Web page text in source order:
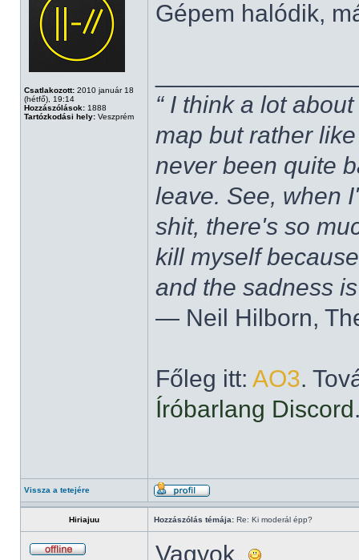
Csatlakozott: 2010 január 18
(hétfő), 19:14
Hozzászólások: 1888
Tartózkodási hely: Veszprém
Gépem halódik,
“ I think a lot
map but rather
never been quite
leave. See, when
shit, there's so
kill myself
and the sadness
― Neil Hilborn,
Főleg itt: AO3.
Íróbarlang Discord
Vissza a tetejére
Hiriajuu Hozzászólás témája: Re: Ki moderál épp?
Vagyok.